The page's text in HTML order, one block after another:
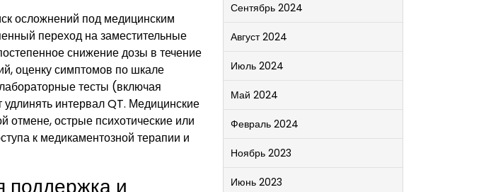
осложнений под медицинским
переход на заместительные
снижение дозы в течение
оценку симптомов по шкале
тесты (включая
интервал QT. Медицинские
отмене, острые психотические или
к медикаментозной терапии и
Сентябрь 2024
Август 2024
Июль 2024
Май 2024
Февраль 2024
Ноябрь 2023
Июнь 2023